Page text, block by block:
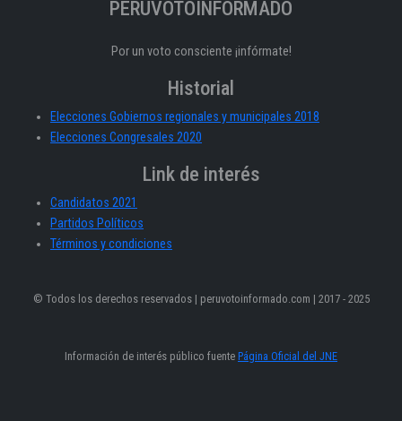
PERÚVOTOINFORMADO
Por un voto consciente ¡infórmate!
Historial
Elecciones Gobiernos regionales y municipales 2018
Elecciones Congresales 2020
Link de interés
Candidatos 2021
Partidos Políticos
Términos y condiciones
© Todos los derechos reservados | peruvotoinformado.com | 2017 - 2025
Información de interés público fuente Página Oficial del JNE